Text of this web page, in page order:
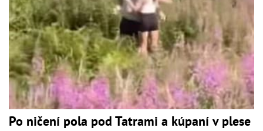
Po ničení pola pod Tatrami a kúpaní v plese